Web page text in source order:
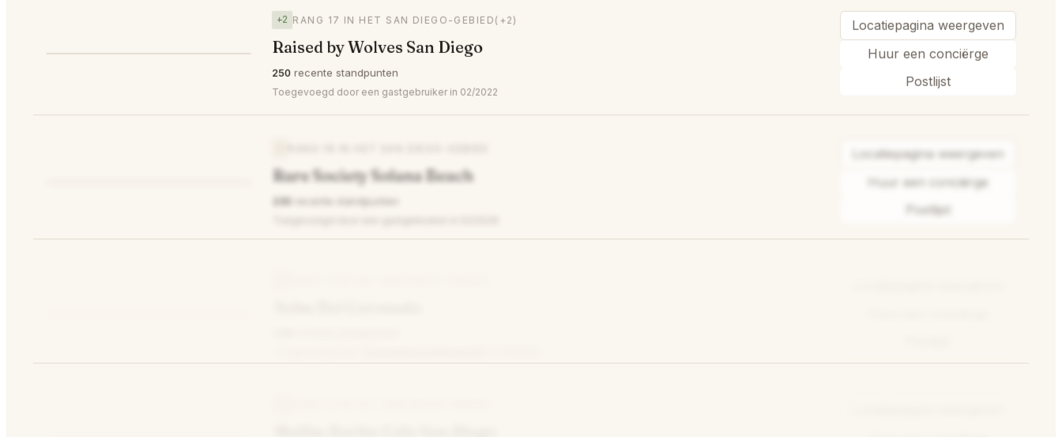
+2 RANG 17 IN HET SAN DIEGO-GEBIED (+2)
Raised by Wolves San Diego
250 recente standpunten
Toegevoegd door een gastgebruiker in 02/2022
Locatiepagina weergeven
Huur een conciërge
Postlijst
Rare Society Solana Beach
230
Locatiepagina weergeven
Huur een conciërge
Postlijst